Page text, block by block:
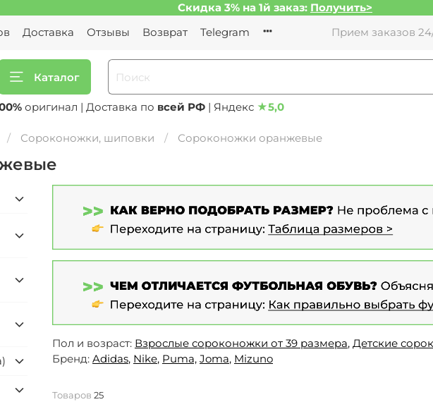
Скидка 3% на 1й заказ: Получить>
Доставка Отзывы Возврат Telegram Прием заказов
Каталог
оригинал | Доставка по всей РФ | Яндекс ★5,0
Сороконожки, шиповки Сороконожки оранжевые
Пол и возраст: Взрослые сороконожки от 39 размера, Детские
Бренд: Adidas, Nike, Puma, Joma, Mizuno
Товаров 25